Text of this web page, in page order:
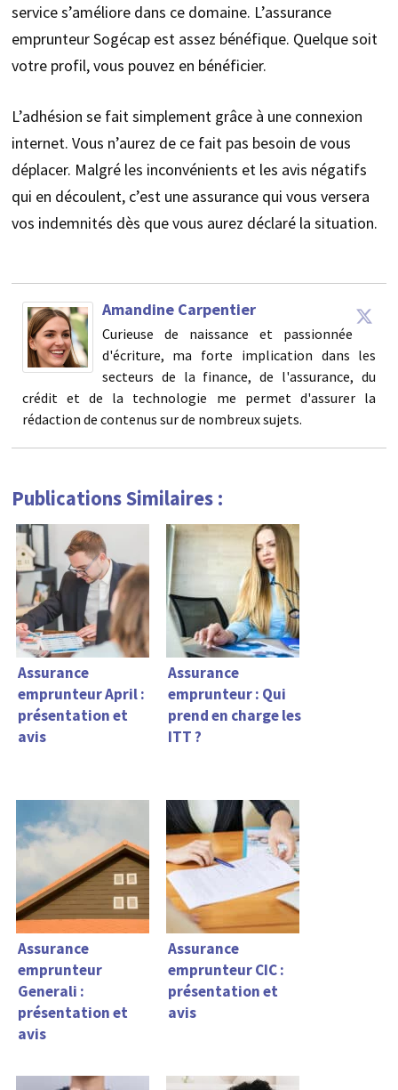
service s’améliore dans ce domaine. L’assurance
emprunteur Sogécap est assez bénéfique. Quelque soit
votre profil, vous pouvez en bénéficier.
L’adhésion se fait simplement grâce à une connexion
internet. Vous n’aurez de ce fait pas besoin de vous
déplacer. Malgré les inconvénients et les avis négatifs
qui en découlent, c’est une assurance qui vous versera
vos indemnités dès que vous aurez déclaré la situation.
Amandine Carpentier
Curieuse de naissance et passionnée
d'écriture, ma forte implication dans les
secteurs de la finance, de l'assurance, du
crédit et de la technologie me permet d'assurer la
rédaction de contenus sur de nombreux sujets.
Publications Similaires :
Assurance
emprunteur April :
présentation et
avis
Assurance
emprunteur : Qui
prend en charge les
ITT ?
Assurance
emprunteur
Generali :
présentation et
avis
Assurance
emprunteur CIC :
présentation et
avis